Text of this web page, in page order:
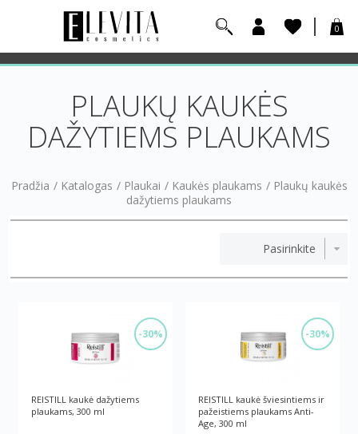
0
PLAUKŲ KAUKĖS
DAŽYTIEMS PLAUKAMS
Pradžia / Katalogas / Plaukai / Kaukės plaukams / Plaukų kaukės
dažytiems plaukams
-30%
REISTILL kaukė dažytiems
plaukams, 300 ml
-30%
REISTILL kaukė šviesintiems ir
pažeistiems plaukams Anti-
Age, 300 ml